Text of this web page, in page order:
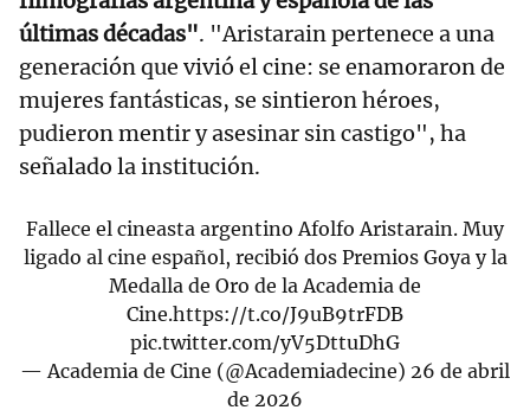
últimas décadas". "Aristarain pertenece a una
generación que vivió el cine: se enamoraron de
mujeres fantásticas, se sintieron héroes,
pudieron mentir y asesinar sin castigo", ha
señalado la institución.
Fallece el cineasta argentino Afolfo Aristarain. Muy
ligado al cine español, recibió dos Premios Goya y la
Medalla de Oro de la Academia de
Cine.https://t.co/J9uB9trFDB
pic.twitter.com/yV5DttuDhG
— Academia de Cine (@Academiadecine) 26 de abril
de 2026